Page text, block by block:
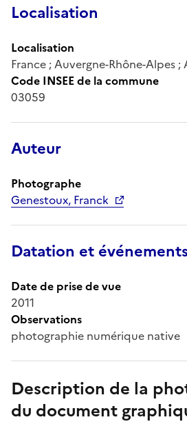
Localisation
Localisation
France ; Auvergne-Rhône-Alpes
Code INSEE de la commune
03059
Auteur
Photographe
Genestoux, Franck
Datation et
Date de prise de vue
2011
Observations
photographie numérique native
Description de la
du document